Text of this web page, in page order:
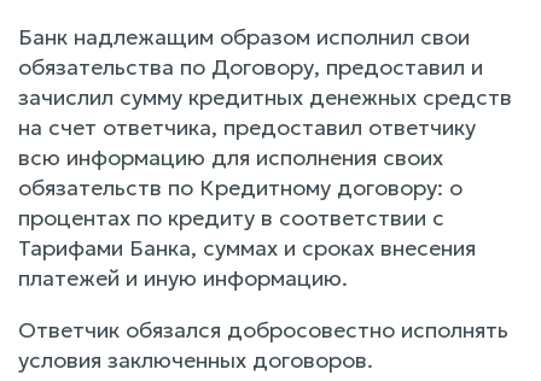
Банк надлежащим образом исполнил свои
обязательства по Договору, предоставил и
зачислил сумму кредитных денежных средств
на счет ответчика, предоставил ответчику
всю информацию для исполнения своих
обязательств по Кредитному договору: о
процентах по кредиту в соответствии с
Тарифами Банка, суммах и сроках внесения
платежей и иную информацию.
Ответчик обязался добросовестно исполнять
условия заключенных договоров.